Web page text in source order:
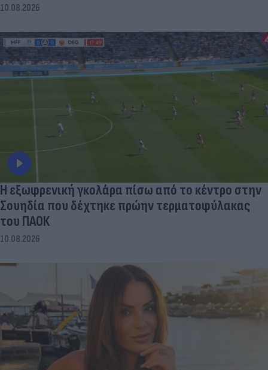
10.08.2026
Η εξωφρενική γκολάρα πίσω από το κέντρο στην
Σουηδία που δέχτηκε πρώην τερματοφύλακας
του ΠΑΟΚ
10.08.2026